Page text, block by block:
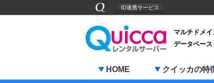
ID連携サービス
マルチドメ
データベー
HOME クイッカの特